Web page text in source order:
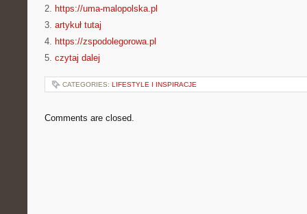
2. https://uma-malopolska.pl
3. artykuł tutaj
4. https://zspodolegorowa.pl
5. czytaj dalej
CATEGORIES: LIFESTYLE I INSPIRACJE
Comments are closed.